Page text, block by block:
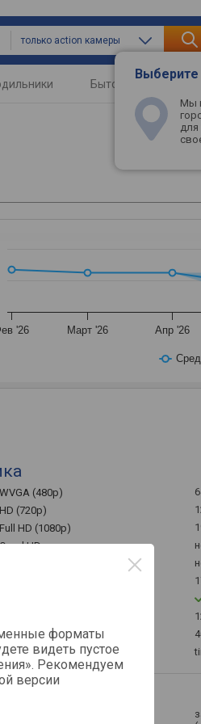
только action камеры
Мы
для
форматы
видеть пустое
Рекомендуем
версии
Бытовая техника
'26 Март '26 Апр '26
(480p)
(720p)
HD (1080p)
HD
фото
съемки